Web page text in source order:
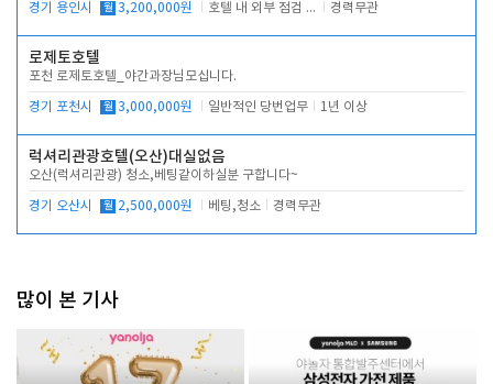
경기 용인시 월 3,200,000원 호텔 내 외부 점검 및 프런트 운영 경력무관
로제토호텔
포천 로제토호텔_야간과장님모십니다.
경기 포천시 월 3,000,000원 일반적인 당번업무 1년 이상
럭셔리관광호텔(오산)대실없음
오산(럭셔리관광) 청소,베팅같이하실분 구합니다~
경기 오산시 월 2,500,000원 베팅,청소 경력무관
많이 본 기사